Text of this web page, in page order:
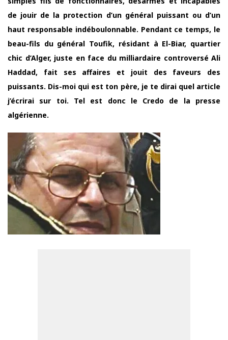
de jouir de la protection d’un général puissant ou d’un
haut responsable indéboulonnable. Pendant ce temps, le
beau-fils du général Toufik, résidant à El-Biar, quartier
chic d’Alger, juste en face du milliardaire controversé Ali
Haddad, fait ses affaires et jouit des faveurs des
puissants. Dis-moi qui est ton père, je te dirai quel article
j’écrirai sur toi. Tel est donc le Credo de la presse
algérienne.